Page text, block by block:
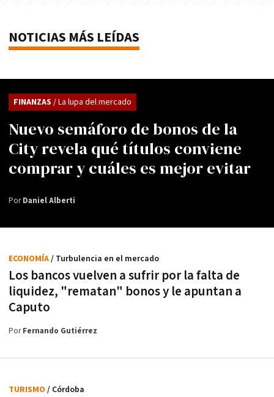
NOTICIAS MÁS LEÍDAS
Nuevo semáforo de bonos de la
City revela qué títulos conviene
comprar y cuáles es mejor evitar
FINANZAS / La lupa del mercado
PorDaniel Alberti
Los bancos vuelven a sufrir por la falta de
liquidez, "rematan" bonos y le apuntan a
Caputo
ECONOMÍA/ Turbulencia en el mercado
PorFernando Gutiérrez
TURISMO / Córdoba